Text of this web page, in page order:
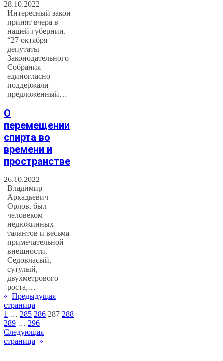
28.10.2022
Интересный закон
принят вчера в
нашей губернии.
“27 октября
депутаты
Законодательного
Собрания
единогласно
поддержали
предложенный…
О
перемещении
спирта во
времени и
пространстве
26.10.2022
Владимир
Аркадьевич
Орлов, был
человеком
недюжинных
талантов и весьма
примечательной
внешности.
Седовласый,
сутулый,
двухметрового
роста,…
« Предыдущая
страница
1 … 285 286 287 288
289 … 296
Следующая
страница »